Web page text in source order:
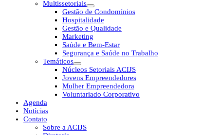
Multissetoriais
Gestão de Condomínios
Hospitalidade
Gestão e Qualidade
Marketing
Saúde e Bem-Estar
Segurança e Saúde no Trabalho
Temáticos
Núcleos Setoriais ACIJS
Jovens Empreendedores
Mulher Empreendedora
Voluntariado Corporativo
Agenda
Notícias
Contato
Sobre a ACIJS